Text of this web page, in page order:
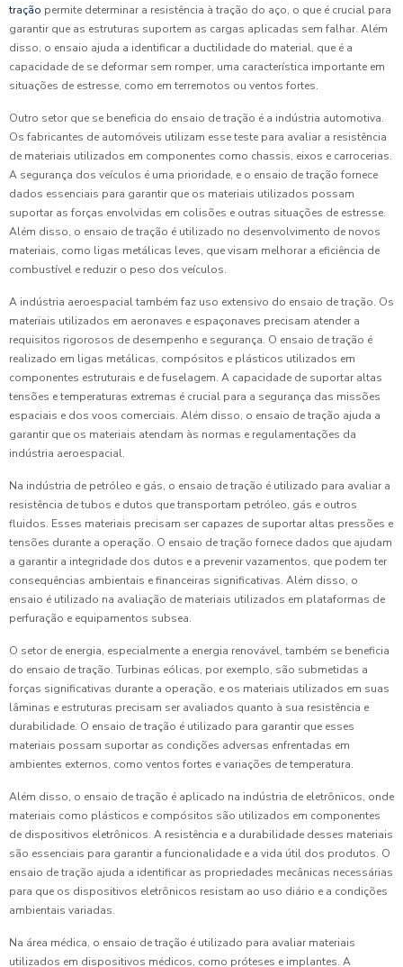
tração permite determinar a resistência à tração do aço, o que é crucial para
garantir que as estruturas suportem as cargas aplicadas sem falhar. Além
disso, o ensaio ajuda a identificar a ductilidade do material, que é a
capacidade de se deformar sem romper, uma característica importante em
situações de estresse, como em terremotos ou ventos fortes.
Outro setor que se beneficia do ensaio de tração é a indústria automotiva.
Os fabricantes de automóveis utilizam esse teste para avaliar a resistência
de materiais utilizados em componentes como chassis, eixos e carrocerias.
A segurança dos veículos é uma prioridade, e o ensaio de tração fornece
dados essenciais para garantir que os materiais utilizados possam
suportar as forças envolvidas em colisões e outras situações de estresse.
Além disso, o ensaio de tração é utilizado no desenvolvimento de novos
materiais, como ligas metálicas leves, que visam melhorar a eficiência de
combustível e reduzir o peso dos veículos.
A indústria aeroespacial também faz uso extensivo do ensaio de tração. Os
materiais utilizados em aeronaves e espaçonaves precisam atender a
requisitos rigorosos de desempenho e segurança. O ensaio de tração é
realizado em ligas metálicas, compósitos e plásticos utilizados em
componentes estruturais e de fuselagem. A capacidade de suportar altas
tensões e temperaturas extremas é crucial para a segurança das missões
espaciais e dos voos comerciais. Além disso, o ensaio de tração ajuda a
garantir que os materiais atendam às normas e regulamentações da
indústria aeroespacial.
Na indústria de petróleo e gás, o ensaio de tração é utilizado para avaliar a
resistência de tubos e dutos que transportam petróleo, gás e outros
fluidos. Esses materiais precisam ser capazes de suportar altas pressões e
tensões durante a operação. O ensaio de tração fornece dados que ajudam
a garantir a integridade dos dutos e a prevenir vazamentos, que podem ter
consequências ambientais e financeiras significativas. Além disso, o
ensaio é utilizado na avaliação de materiais utilizados em plataformas de
perfuração e equipamentos subsea.
O setor de energia, especialmente a energia renovável, também se beneficia
do ensaio de tração. Turbinas eólicas, por exemplo, são submetidas a
forças significativas durante a operação, e os materiais utilizados em suas
lâminas e estruturas precisam ser avaliados quanto à sua resistência e
durabilidade. O ensaio de tração é utilizado para garantir que esses
materiais possam suportar as condições adversas enfrentadas em
ambientes externos, como ventos fortes e variações de temperatura.
Além disso, o ensaio de tração é aplicado na indústria de eletrônicos, onde
materiais como plásticos e compósitos são utilizados em componentes
de dispositivos eletrônicos. A resistência e a durabilidade desses materiais
são essenciais para garantir a funcionalidade e a vida útil dos produtos. O
ensaio de tração ajuda a identificar as propriedades mecânicas necessárias
para que os dispositivos eletrônicos resistam ao uso diário e a condições
ambientais variadas.
Na área médica, o ensaio de tração é utilizado para avaliar materiais
utilizados em dispositivos médicos, como próteses e implantes. A